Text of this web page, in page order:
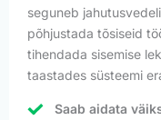
seguneb
põhjustada tõsiseid
tihendada sisemise
taastades süsteemi
Saab aidata